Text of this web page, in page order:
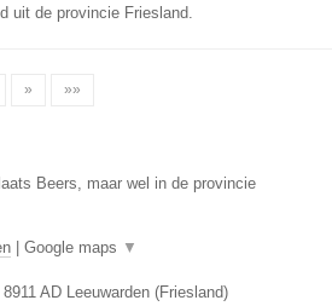
uit de provincie Friesland.
» »»
Beers, maar wel in de provincie
Google maps ▼
8911 AD Leeuwarden (Friesland)